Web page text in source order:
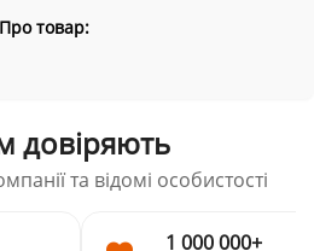
Про товар:
довіряють
та відомі особистості
1 000 000+